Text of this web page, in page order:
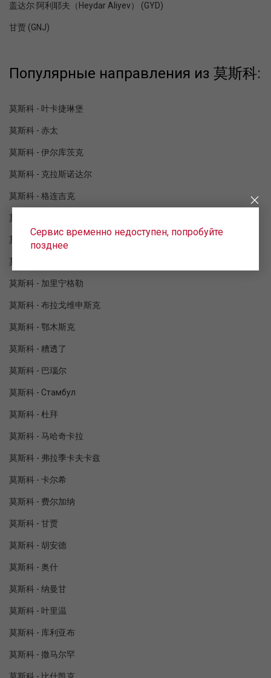
盖达尔·阿利耶夫（Heydar Aliyev） (GYD)
甘贾 (GNJ)
Популярные направления из 莫斯科:
莫斯科 - 叶卡捷琳堡
莫斯科 - 赤太
莫斯科 - 伊尔库茨克
莫斯科 - 克拉斯诺达尔
莫斯科 - 格连吉克
莫斯科 - 蘇呼米
莫斯科 - 矿泉水
莫斯科 - 索契
莫斯科 - 加里宁格勒
莫斯科 - 布拉戈维申斯克
莫斯科 - 鄂木斯克
莫斯科 - 糟透了
莫斯科 - 巴瑙尔
莫斯科 - Стамбул
莫斯科 - 杜拜
莫斯科 - 马哈奇卡拉
莫斯科 - 弗拉季卡夫卡兹
莫斯科 - 卡尔希
莫斯科 - 费尔加纳
莫斯科 - 甘贾
莫斯科 - 胡安德
莫斯科 - 奥什
莫斯科 - 纳曼甘
莫斯科 - 叶里温
莫斯科 - 库利亚布
莫斯科 - 撒马尔罕
Сервис временно недоступен, попробуйте
позднее